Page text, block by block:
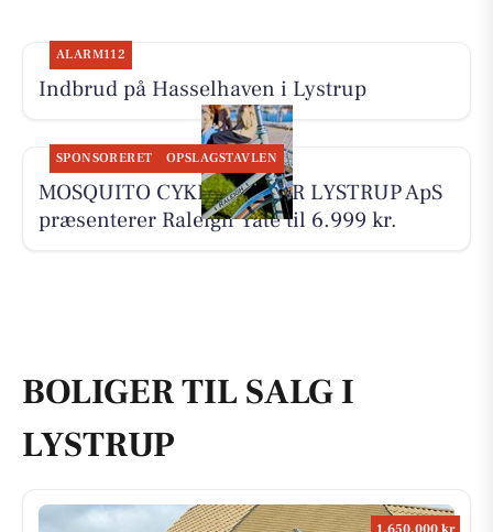
ALARM112
Indbrud på Hasselhaven i Lystrup
SPONSORERET OPSLAGSTAVLEN
MOSQUITO CYKELCENTER LYSTRUP ApS
præsenterer Raleigh Yate til 6.999 kr.
BOLIGER TIL SALG I
LYSTRUP